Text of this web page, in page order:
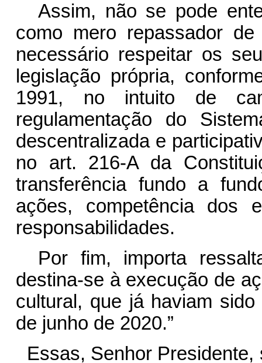
Assim, não se pode
como mero repassador
necessário respeitar os
legislação própria,
1991, no intuito de
regulamentação do
descentralizada e
no art. 216-A da
transferência fundo a
ações, competência dos
responsabilidades.
Por fim, importa
destina-se à execução de
cultural, que já haviam
de junho de 2020.”
Essas, Senhor